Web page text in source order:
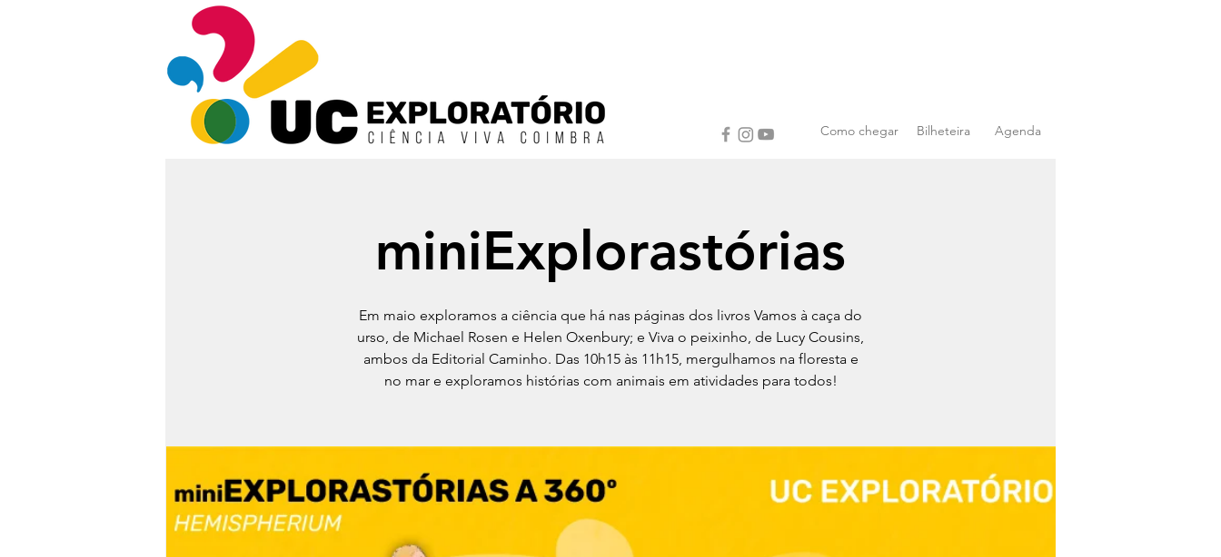
Como chegar Bilheteira Agenda
miniExplorastórias
Em maio exploramos a ciência que há nas páginas dos livros Vamos à caça do
urso, de Michael Rosen e Helen Oxenbury; e Viva o peixinho, de Lucy Cousins,
ambos da Editorial Caminho. Das 10h15 às 11h15, mergulhamos na floresta e
no mar e exploramos histórias com animais em atividades para todos!